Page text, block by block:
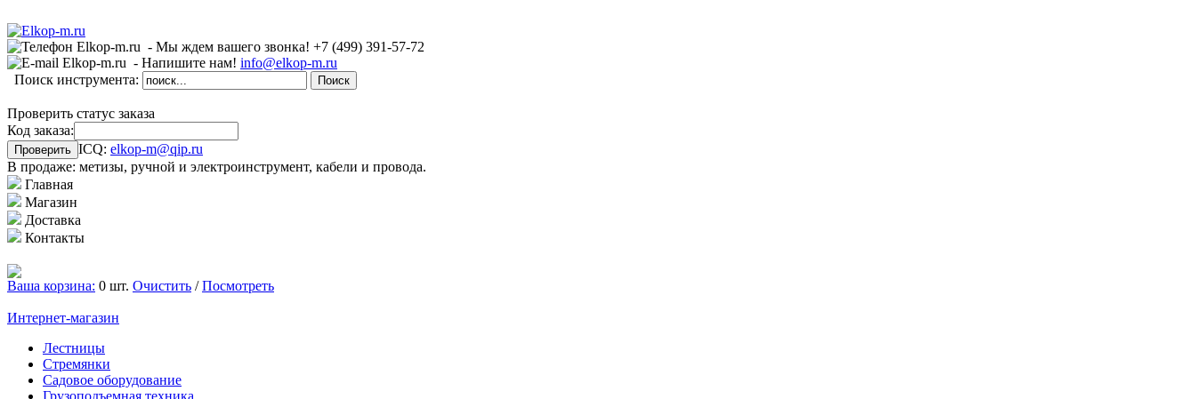
- Мы ждем вашего звонка! +7 (499) 391-57-72
- Напишите нам! info@elkop-m.ru
Поиск инструмента:
Проверить статус заказа
Код заказа:
ICQ: elkop-m@qip.ru
В продаже: метизы, ручной и электроинструмент, кабели и провода.
Главная
Магазин
Доставка
Контакты
Ваша корзина: 0 шт. Очистить /Посмотреть
Интернет-магазин
Лестницы
Стремянки
Садовое оборудование